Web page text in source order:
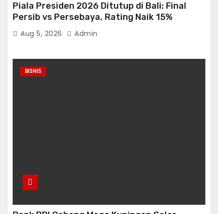
Piala Presiden 2026 Ditutup di Bali: Final
Persib vs Persebaya, Rating Naik 15%
Aug 5, 2026 Admin
BISNIS